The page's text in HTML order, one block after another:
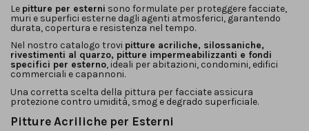
Le pitture per esterni sono formulate per proteggere facciate,
muri e superfici esterne dagli agenti atmosferici, garantendo
durata, copertura e resistenza nel tempo.
Nel nostro catalogo trovi pitture acriliche, silossaniche,
rivestimenti al quarzo, pitture impermeabilizzanti e fondi
specifici per esterno, ideali per abitazioni, condomini, edifici
commerciali e capannoni.
Una corretta scelta della pittura per facciate assicura
protezione contro umidità, smog e degrado superficiale.
Pitture Acriliche per Esterni